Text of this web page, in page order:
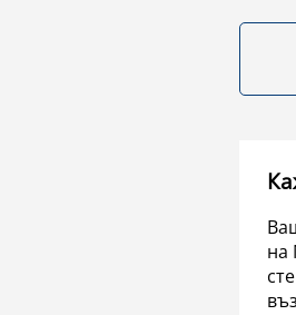
на